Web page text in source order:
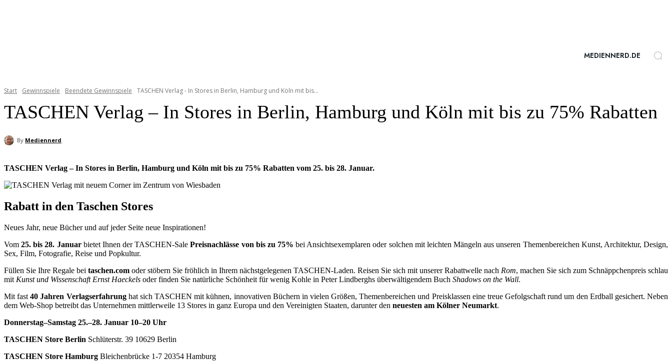
MEDIENNERD.DE
Start Gewinnspiele Beendete Gewinnspiele TASCHEN Verlag - In Stores in Berlin, Hamburg und Köln mit bis...
TASCHEN Verlag – In Stores in Berlin, Hamburg und Köln mit bis zu 75% Rabatten
By Mediennerd
TASCHEN Verlag – In Stores in Berlin, Hamburg und Köln mit bis zu 75% Rabatten vom 25. bis 28. Januar.
Rabatt in den Taschen Stores
Neues Jahr, neue Bücher und auf jeder Seite neue Inspirationen!
Vom25. bis 28. Januar bietet Ihnen der TASCHEN-SalePreisnachlässe von bis zu 75%bei Ansichtsexemplaren oder solchen mit leichten Mängeln aus unseren Themenbereichen Kunst, Architektur, Design,
Sex, Film, Fotografie, Reise und Popkultur.
Füllen Sie Ihre Regale bei taschen.com oder stöbern Sie fröhlich in Ihrem nächstgelegenen TASCHEN-Laden. Reisen Sie sich mit unserer Rabattwelle nach Rom, machen Sie sich zum Schnäppchenpreis schlau
mit Kunst und Wissenschaft Ernst Haeckels oder finden Sie natürliche Schönheit für wenig Kohle in Peter Lindberghs überwältigendem Buch Shadows on the Wall.
Mit fast40 Jahren Verlagserfahrung hat sich TASCHEN mit kühnen, innovativen Büchern in vielen Größen, Themenbereichen und Preisklassen eine treue Gefolgschaft rund um den Erdball gesichert. Neben
dem Web-Shop betreibt das Unternehmen mittlerweile 13 Stores in ganz Europa und den Vereinigten Staaten, darunter den neuesten am Kölner Neumarkt.
Donnerstag–Samstag 25.–28. Januar 10–20 Uhr
TASCHEN Store Berlin Schlüterstr. 39 10629 Berlin
TASCHEN Store Hamburg Bleichenbrücke 1-7 20354 Hamburg